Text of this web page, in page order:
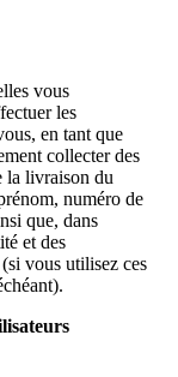
vous
les
en tant que
collecter des
la livraison du
numéro de
que, dans
et des
vous utilisez ces